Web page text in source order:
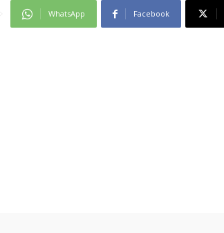
WhatsApp Facebook